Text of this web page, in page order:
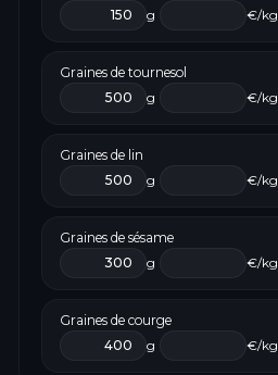
g
€/kg
Graines de tournesol
g
€/kg
Graines de lin
g
€/kg
Graines de sésame
g
€/kg
Graines de courge
g
€/kg